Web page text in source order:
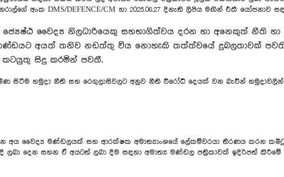
අංක DMS/DEFENCE/CM හා 2025.06.27 දිනැති ලිපිය මඟින් එකී
වෛද්‍ය නිලධාරියෙකු සහභාගිත්වය දරන හා අනෙකුත් නීති හා
අයත් තනිව නඩත්තු විය නොහැකි තත්ත්වයේ දුබලතාවක්
කටයුතු සිදු කරමින් පවතී.
සිටීම හමුදා නීති සහ රෙගුලාසිවලට අනුව නීති විරෝධී දෙයක් වන බැවින්
අය වෛද්‍ය මණ්ඩලයක් සහ ආරක්ෂක අමාත්‍යාංශයේ ලේකම්වරයා තීරණය කරන
ලබා දෙන සහන ඒ අයටත් ලබා දීම සඳහා අමාත්‍ය මණ්ඩල පත්‍රිකාවක් ඉදිරිපත්